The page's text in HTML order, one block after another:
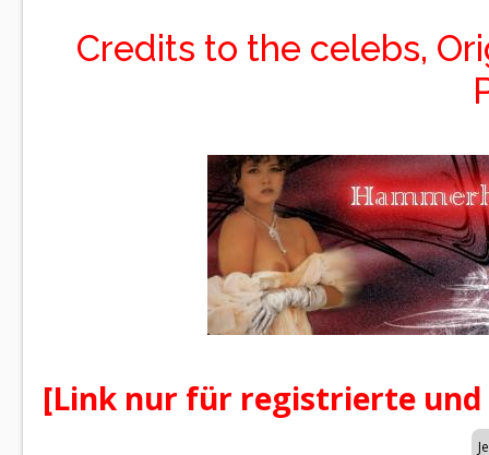
Credits to the celebs,
[Link nur für registrierte